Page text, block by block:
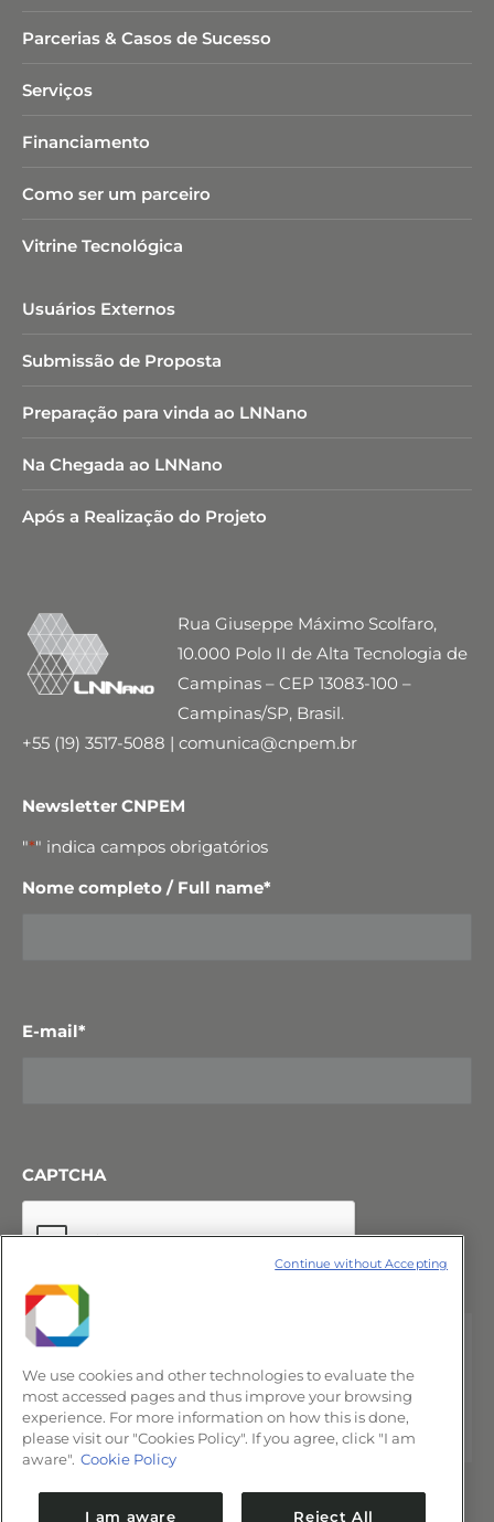
Parcerias & Casos de Sucesso
Serviços
Financiamento
Como ser um parceiro
Vitrine Tecnológica
Usuários Externos
Submissão de Proposta
Preparação para vinda ao LNNano
Na Chegada ao LNNano
Após a Realização do Projeto
Rua Giuseppe Máximo Scolfaro,
10.000 Polo II de Alta Tecnologia de
Campinas – CEP 13083-100 –
Campinas/SP, Brasil.
+55 (19) 3517-5088 | comunica@cnpem.br
Newsletter CNPEM
"*" indica campos obrigatórios
Nome completo / Full name*
E-mail*
CAPTCHA
We use cookies and other technologies to evaluate the
most accessed pages and thus improve your browsing
experience. For more information on how this is done,
please visit our "Cookies Policy". If you agree, click "I am
aware". Cookie Policy
I am aware Reject All
Continue without Accepting